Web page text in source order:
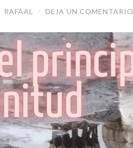
RAFAAL / DEJA UN COMENTARIO